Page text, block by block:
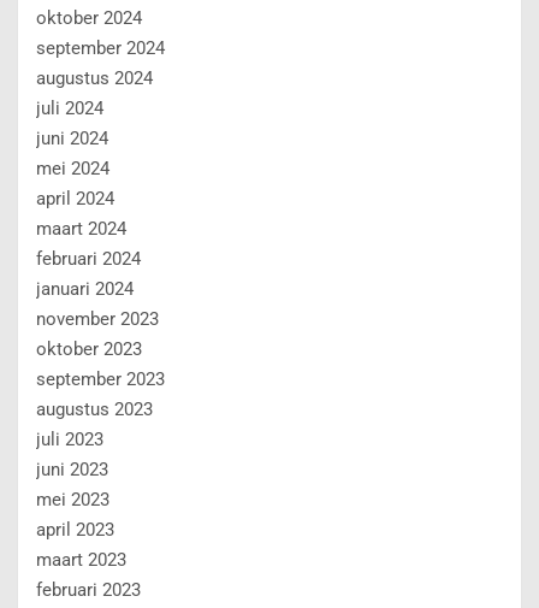
oktober 2024
september 2024
augustus 2024
juli 2024
juni 2024
mei 2024
april 2024
maart 2024
februari 2024
januari 2024
november 2023
oktober 2023
september 2023
augustus 2023
juli 2023
juni 2023
mei 2023
april 2023
maart 2023
februari 2023